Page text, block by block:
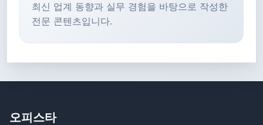
최신 업계 동향과 실무 경험을 바탕으로 작성한
전문 콘텐츠입니다.
오피스타